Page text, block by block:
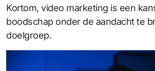
Kortom, video marketing is een
boodschap onder de aandacht te
doelgroep.